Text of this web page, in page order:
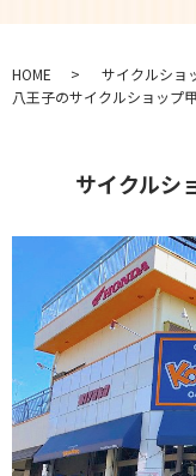
HOME
サイクルショ
八王子のサイクルショップ
サイクルシ